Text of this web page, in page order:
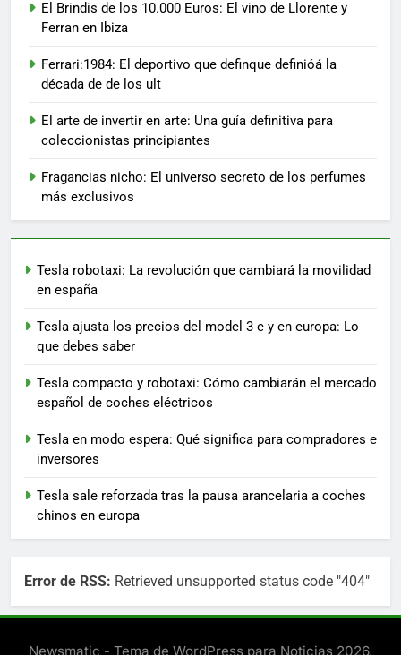
El Brindis de los 10.000 Euros: El vino de Llorente y
Ferran en Ibiza
Ferrari:1984: El deportivo que definque definióá la
década de de los ult
El arte de invertir en arte: Una guía definitiva para
coleccionistas principiantes
Fragancias nicho: El universo secreto de los perfumes
más exclusivos
Tesla robotaxi: La revolución que cambiará la movilidad
en españa
Tesla ajusta los precios del model 3 e y en europa: Lo
que debes saber
Tesla compacto y robotaxi: Cómo cambiarán el mercado
español de coches eléctricos
Tesla en modo espera: Qué significa para compradores e
inversores
Tesla sale reforzada tras la pausa arancelaria a coches
chinos en europa
Error de RSS: Retrieved unsupported status code "404"
Newsmatic - Tema de WordPress para Noticias 2026.